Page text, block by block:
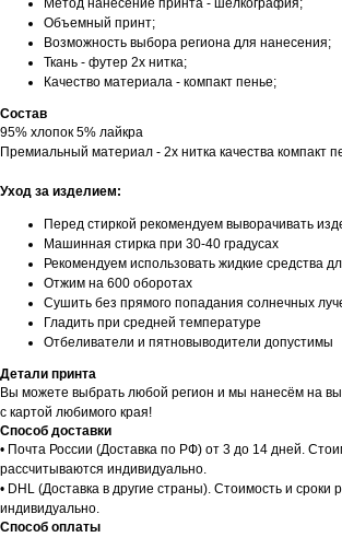
Метод нанесение принта - шелкография;
Объемный принт;
Возможность выбора региона для нанесения;
Ткань - футер 2х нитка;
Качество материала - компакт пенье;
Состав
95% хлопок 5% лайкра
Премиальный материал - 2х нитка качества компакт
Уход за изделием:
Перед стиркой рекомендуем выворачивать
Машинная стирка при 30-40 градусах
Рекомендуем использовать жидкие средства
Отжим на 600 оборотах
Сушить без прямого попадания солнечных
Гладить при средней температуре
Отбеливатели и пятновыводители допустимы
Детали принта
Вы можете выбрать любой регион и мы нанесём на
с картой любимого края!
Способ доставки
• Почта России (Доставка по РФ) от 3 до 14 дней.
рассчитываются индивидуально.
• DHL (Доставка в другие страны). Стоимость и сроки
индивидуально.
Способ оплаты